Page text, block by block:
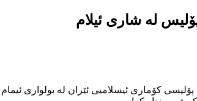
لە شاری ئیلام
١٤٠١ دوای تەقەکردنی ڕاستەوخۆی پۆلیسی کۆماری ئیسلامیی